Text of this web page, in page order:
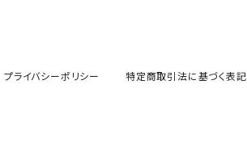
プライバシーポリシー 特定商取引法に基づく表記